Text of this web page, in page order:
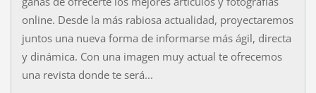
online. Desde la más rabiosa actualidad, proyectaremos
juntos una nueva forma de informarse más ágil, directa
y dinámica. Con una imagen muy actual te ofrecemos
una revista donde te será...